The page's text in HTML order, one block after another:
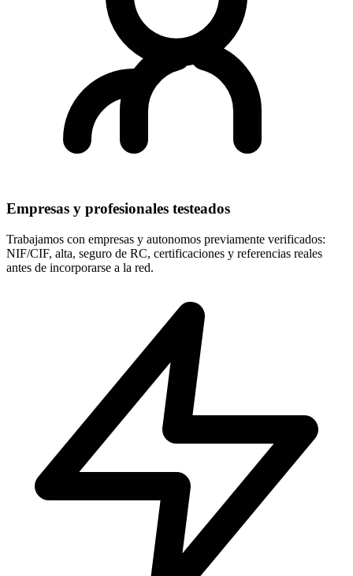
Empresas y profesionales testeados
Trabajamos con empresas y autonomos previamente verificados:
NIF/CIF, alta, seguro de RC, certificaciones y referencias reales
antes de incorporarse a la red.